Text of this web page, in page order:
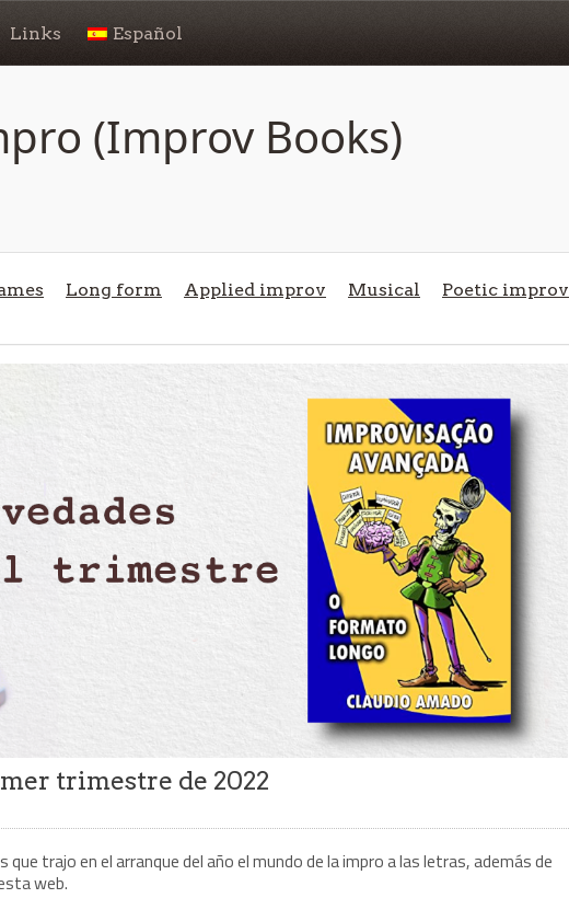
Links Español
(Improv Books)
Long form Applied improv Musical Poetic improv
trimestre de 2022
que trajo en el arranque del año el mundo de la impro a las letras, además de
web.